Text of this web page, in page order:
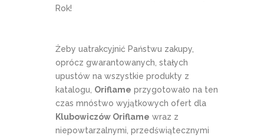
Rok!
Żeby uatrakcyjnić Państwu zakupy,
oprócz gwarantowanych, stałych
upustów na wszystkie produkty z
katalogu, Oriflame przygotowało na ten
czas mnóstwo wyjątkowych ofert dla
Klubowiczów Oriflame wraz z
niepowtarzalnymi, przedświątecznymi